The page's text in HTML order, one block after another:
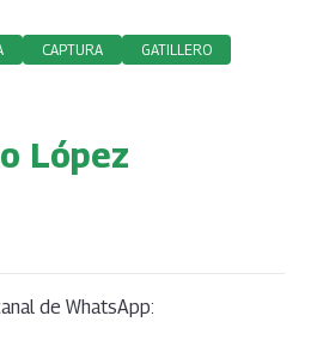
CAPTURA
GATILLERO
López
de WhatsApp: